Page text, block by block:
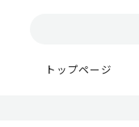
トップページ